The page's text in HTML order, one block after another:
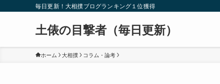
毎日更新！大相撲ブログランキング１位獲得
土俵の目撃者（毎日更新）
ホーム 大相撲 コラム・論考